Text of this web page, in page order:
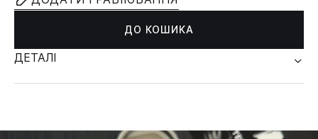
ДО КОШИКА
ДЕТАЛІ